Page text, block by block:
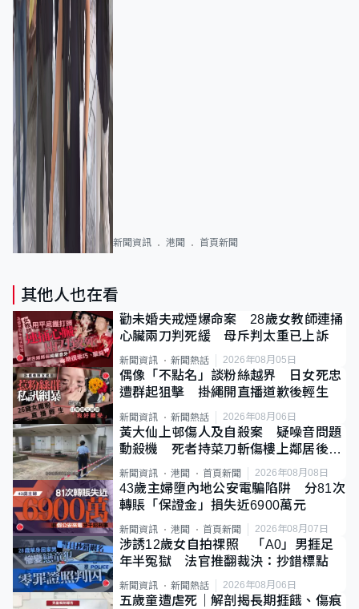
新聞資訊 港聞 首頁新聞
其他人也在看
勸未婚夫戒煙爆命案 28歲女教師連捅
心臟兩刀判死緩 母斥判太重已上訴
新聞資訊 新聞熱話 2026年08月05日
偶像「不點名」談粉絲越界 日女死忠
遭群起狙擊 掛繩開直播道歉後輕生
新聞資訊 新聞熱話 2026年08月06日
黃大仙上邨傷人及自殺案 疑噪音問題
動殺機 死者持菜刀斬傷樓上鄰居後墮
斃
新聞資訊 港聞 首頁新聞 2026年08月08日
43歲主婦墮內地公安電騙陷阱 分81次
轉賬「保證金」損失近6900萬元
新聞資訊 港聞 首頁新聞 2026年08月07日
涉誘12歲女自拍祼照 「A0」男捱足
年半冤獄 法官推翻裁決：抄錯標點
新聞資訊 新聞熱話 2026年08月06日
五歲童遭虐死｜解剖揭長期捱餓、傷痕